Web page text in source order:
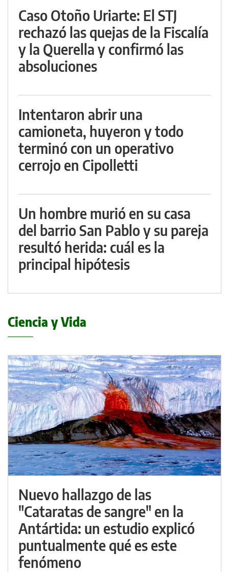
Caso Otoño Uriarte: El STJ
rechazó las quejas de la Fiscalía
y la Querella y confirmó las
absoluciones
Intentaron abrir una
camioneta, huyeron y todo
terminó con un operativo
cerrojo en Cipolletti
Un hombre murió en su casa
del barrio San Pablo y su pareja
resultó herida: cuál es la
principal hipótesis
Ciencia y Vida
Nuevo hallazgo de las
"Cataratas de sangre" en la
Antártida: un estudio explicó
puntualmente qué es este
fenómeno